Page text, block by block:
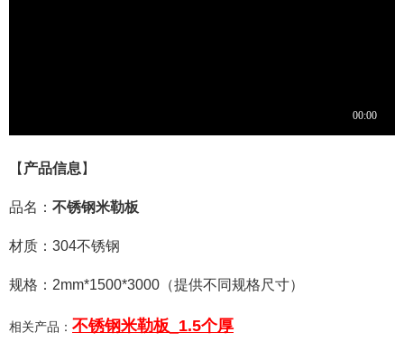
【 产品信息 】
品名： 不锈钢米勒板
材质：304不锈钢
规格：2mm*1500*3000（提供不同规格尺寸）
相关产品： 不锈钢米勒板_1.5个厚